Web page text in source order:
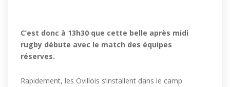
C’est donc à 13h30 que cette belle après midi
rugby débute avec le match des équipes
réserves.
Rapidement, les Ovillois s’installent dans le camp